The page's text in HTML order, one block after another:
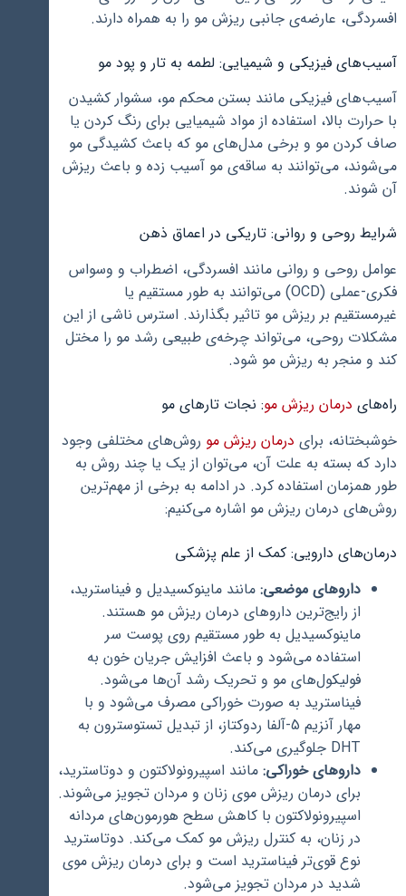
افسردگی، عارضه‌ی جانبی ریزش مو را به همراه دارند.
آسیب‌های فیزیکی و شیمیایی: لطمه به تار و پود مو
آسیب‌های فیزیکی مانند بستن محکم مو، سشوار کشیدن
با حرارت بالا، استفاده از مواد شیمیایی برای رنگ کردن یا
صاف کردن مو و برخی مدل‌های مو که باعث کشیدگی مو
می‌شوند، می‌توانند به ساقه‌ی مو آسیب زده و باعث ریزش
آن شوند.
شرایط روحی و روانی: تاریکی در اعماق ذهن
عوامل روحی و روانی مانند افسردگی، اضطراب و وسواس
فکری-عملی (OCD) می‌توانند به طور مستقیم یا
غیرمستقیم بر ریزش مو تاثیر بگذارند. استرس ناشی از این
مشکلات روحی، می‌تواند چرخه‌ی طبیعی رشد مو را مختل
کند و منجر به ریزش مو شود.
راه‌های درمان ریزش مو: نجات تارهای مو
خوشبختانه، برای درمان ریزش مو روش‌های مختلفی وجود
دارد که بسته به علت آن، می‌توان از یک یا چند روش به
طور همزمان استفاده کرد. در ادامه به برخی از مهم‌ترین
روش‌های درمان ریزش مو اشاره می‌کنیم:
درمان‌های دارویی: کمک از علم پزشکی
داروهای موضعی: مانند ماینوکسیدیل و فیناسترید،
از رایج‌ترین داروهای درمان ریزش مو هستند.
ماینوکسیدیل به طور مستقیم روی پوست سر
استفاده می‌شود و باعث افزایش جریان خون به
فولیکول‌های مو و تحریک رشد آن‌ها می‌شود.
فیناسترید به صورت خوراکی مصرف می‌شود و با
مهار آنزیم 5-آلفا ردوکتاز، از تبدیل تستوسترون به
DHT جلوگیری می‌کند.
داروهای خوراکی: مانند اسپیرونولاکتون و دوتاسترید،
برای درمان ریزش موی زنان و مردان تجویز می‌شوند.
اسپیرونولاکتون با کاهش سطح هورمون‌های مردانه
در زنان، به کنترل ریزش مو کمک می‌کند. دوتاسترید
نوع قوی‌تر فیناسترید است و برای درمان ریزش موی
شدید در مردان تجویز می‌شود.